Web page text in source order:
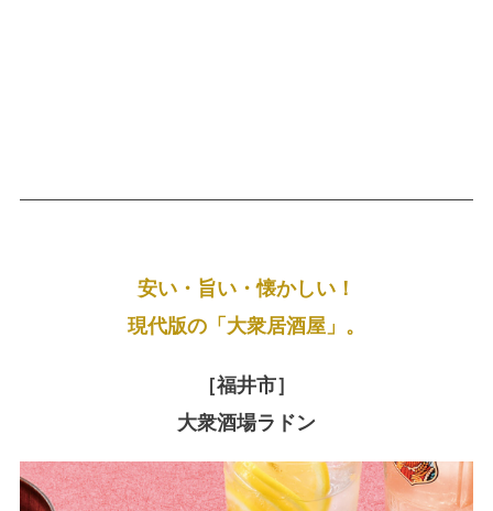
安い・旨い・懐かしい！
現代版の「大衆居酒屋」。
［福井市］
大衆酒場ラドン